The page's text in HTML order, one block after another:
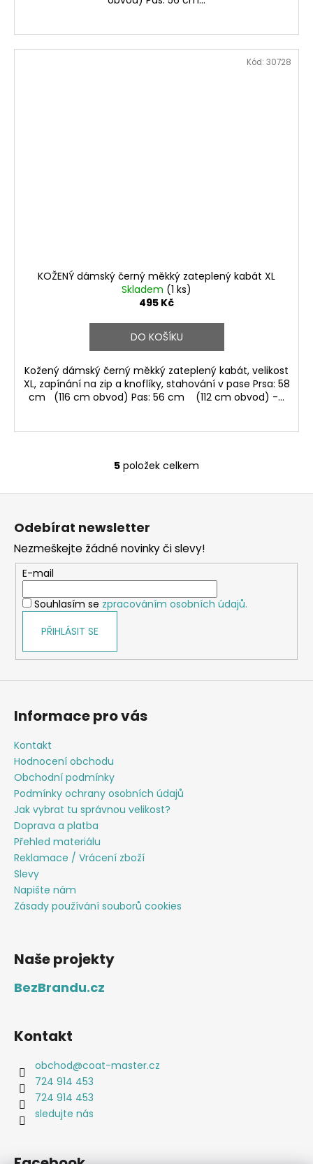
KOŽENÝ dámský černý měkký zateplený kabát XL
Skladem (1 ks)
495 Kč
DO KOŠÍKU
Kožený dámský černý měkký zateplený kabát, velikost
XL, zapínání na zip a knoflíky, stahování v pase Prsa: 58
cm (116 cm obvod) Pas: 56 cm (112 cm obvod) -...
Kód: 30728
O
v
a
c
í
p
r
y
5 položek celkem
Odebírat newsletter
Nezmeškejte žádné novinky či slevy!
E-mail
Souhlasím se zpracováním osobních údajů.
PŘIHLÁSIT SE
Informace pro vás
Kontakt
Hodnocení obchodu
Obchodní podmínky
Podmínky ochrany osobních údajů
Jak vybrat tu správnou velikost?
Doprava a platba
Přehled materiálu
Reklamace / Vrácení zboží
Slevy
Napište nám
Zásady používání souborů cookies
Naše projekty
BezBrandu.cz
Kontakt
obchod@coat-master.cz
724 914 453
724 914 453
sledujte nás